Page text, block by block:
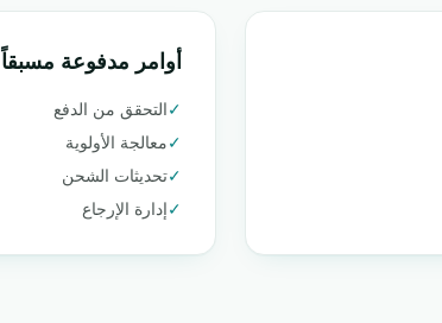
أوامر مدفوعة مسبقاً
✓التحقق من الدفع
✓معالجة الأولوية
✓تحديثات الشحن
✓إدارة الإرجاع